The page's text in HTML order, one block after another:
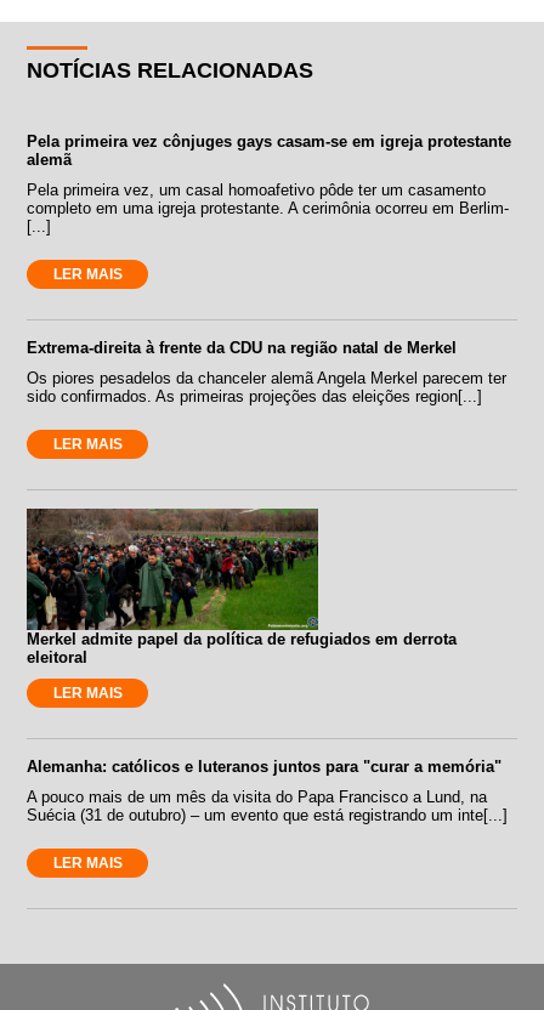
NOTÍCIAS RELACIONADAS
Pela primeira vez cônjuges gays casam-se em igreja protestante
alemã
Pela primeira vez, um casal homoafetivo pôde ter um casamento
completo em uma igreja protestante. A cerimônia ocorreu em Berlim-
[...]
LER MAIS
Extrema-direita à frente da CDU na região natal de Merkel
Os piores pesadelos da chanceler alemã Angela Merkel parecem ter
sido confirmados. As primeiras projeções das eleições region[...]
LER MAIS
Merkel admite papel da política de refugiados em derrota
eleitoral
LER MAIS
Alemanha: católicos e luteranos juntos para "curar a memória"
A pouco mais de um mês da visita do Papa Francisco a Lund, na
Suécia (31 de outubro) – um evento que está registrando um inte[...]
LER MAIS